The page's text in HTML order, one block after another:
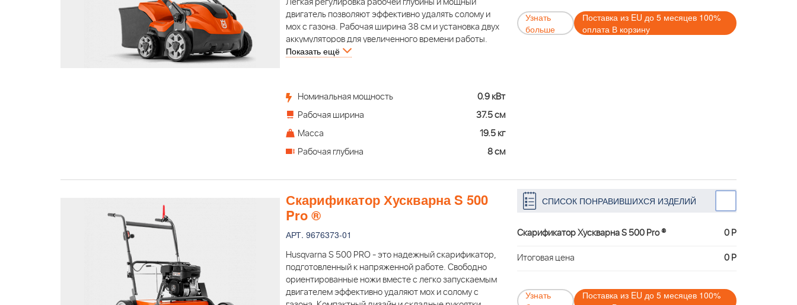
двигатель позволяют эффективно удалять солому и
мох с газона. Рабочая ширина 38 см и установка двух
аккумуляторов для увеличенного времени работы.
Компактный дизайн и складные рукоятки
Показать ещё
Номинальная мощность
0.9 кВт
Рабочая ширина
37.5 см
Масса
19.5 кг
Рабочая глубина
8 см
Узнать
больше
Поставка из EU до 5 месяцев 100%
оплата В корзину
Скарификатор Хускварна S 500
Pro ®
АРТ. 9676373-01
Husqvarna S 500 PRO - это надежный скарификатор,
подготовленный к напряженной работе. Свободно
ориентированные ножи вместе с легко запускаемым
двигателем эффективно удаляют мох и солому с
СПИСОК ПОНРАВИВШИХСЯ ИЗДЕЛИЙ
Скарификатор Хускварна S 500 Pro ®
0 Р
Итоговая цена
0 Р
Узнать
Поставка из EU до 5 месяцев 100%